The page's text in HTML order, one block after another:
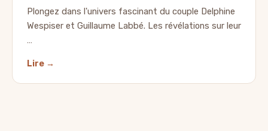
Plongez dans l'univers fascinant du couple Delphine
Wespiser et Guillaume Labbé. Les révélations sur leur
…
Lire →